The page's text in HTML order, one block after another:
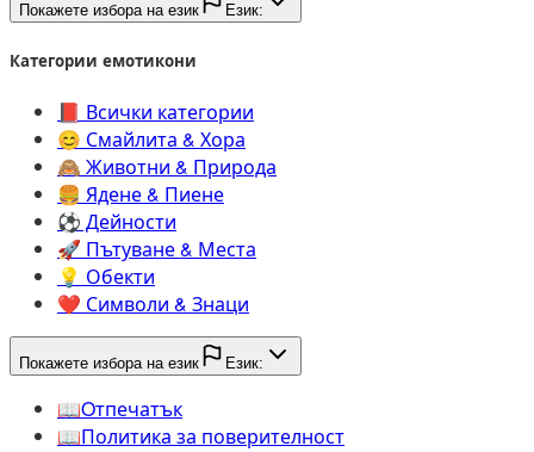
Покажете избора на език Език:
Категории емотикони
📕️ Всички категории
😊️ Смайлита & Хора
🙈️ Животни & Природа
🍔️ Ядене & Пиене
⚽️ Дейности
🚀️ Пътуване & Места
💡️ Обекти
❤️ Символи & Знаци
Покажете избора на език Език:
📖️Oтпечатък
📖️Политика за поверителност